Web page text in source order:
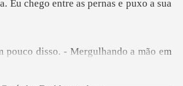
o. - Mergulhando a mão em